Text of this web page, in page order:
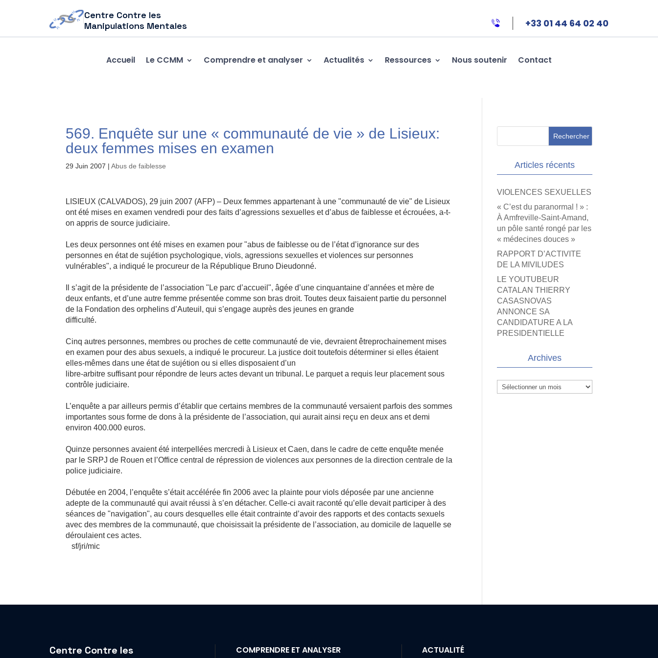
Centre Contre les
Manipulations Mentales
+33 01 44 64 02 40
Accueil Le CCMM Comprendre et analyser Actualités Ressources Nous soutenir Contact
569. Enquête sur une « communauté de vie » de Lisieux:
deux femmes mises en examen
29 Juin 2007 |Abus de faiblesse
LISIEUX (CALVADOS), 29 juin 2007 (AFP) – Deux femmes appartenant à une "communauté de vie" de Lisieux
ont été mises en examen vendredi pour des faits d’agressions sexuelles et d’abus de faiblesse et écrouées, a-t-
on appris de source judiciaire.
Les deux personnes ont été mises en examen pour "abus de faiblesse ou de l’état d’ignorance sur des
personnes en état de sujétion psychologique, viols, agressions sexuelles et violences sur personnes
vulnérables", a indiqué le procureur de la République Bruno Dieudonné.
Il s’agit de la présidente de l’association "Le parc d’accueil", âgée d’une cinquantaine d’années et mère de
deux enfants, et d’une autre femme présentée comme son bras droit. Toutes deux faisaient partie du personnel
de la Fondation des orphelins d’Auteuil, qui s’engage auprès des jeunes en grande
difficulté.
Cinq autres personnes, membres ou proches de cette communauté de vie, devraient êtreprochainement mises
en examen pour des abus sexuels, a indiqué le procureur. La justice doit toutefois déterminer si elles étaient
elles-mêmes dans une état de sujétion ou si elles disposaient d’un
libre-arbitre suffisant pour répondre de leurs actes devant un tribunal. Le parquet a requis leur placement sous
contrôle judiciaire.
L’enquête a par ailleurs permis d’établir que certains membres de la communauté versaient parfois des sommes
importantes sous forme de dons à la présidente de l’association, qui aurait ainsi reçu en deux ans et demi
environ 400.000 euros.
Quinze personnes avaient été interpellées mercredi à Lisieux et Caen, dans le cadre de cette enquête menée
par le SRPJ de Rouen et l’Office central de répression de violences aux personnes de la direction centrale de la
police judiciaire.
Débutée en 2004, l’enquête s’était accélérée fin 2006 avec la plainte pour viols déposée par une ancienne
adepte de la communauté qui avait réussi à s’en détacher. Celle-ci avait raconté qu’elle devait participer à des
séances de "navigation", au cours desquelles elle était contrainte d’avoir des rapports et des contacts sexuels
avec des membres de la communauté, que choisissait la présidente de l’association, au domicile de laquelle se
déroulaient ces actes.
sf/jri/mic
Articles récents
VIOLENCES SEXUELLES
« C’est du paranormal ! » :
À Amfreville-Saint-Amand,
un pôle santé rongé par les
« médecines douces »
RAPPORT D’ACTIVITE
DE LA MIVILUDES
LE YOUTUBEUR
CATALAN THIERRY
CASASNOVAS
ANNONCE SA
CANDIDATURE A LA
PRESIDENTIELLE
Archives
Archives
Centre Contre les
COMPRENDRE ET ANALYSER ACTUALITÉ